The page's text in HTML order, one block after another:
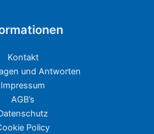
Kontakt
und Antworten
Impressum
AGB’s
Policy